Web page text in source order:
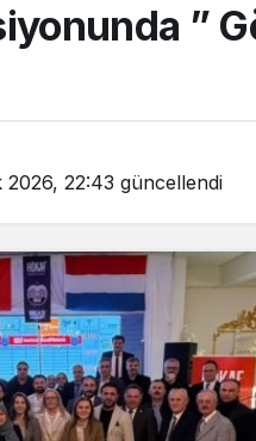
”
2026, 22:43 güncellendi